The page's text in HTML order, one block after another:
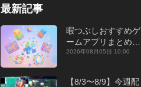
最新記事
暇つぶしおすすめゲ
ームアプリまとめ｜
オフライン対応あり
2026年08月05日 10:00
【8/3〜8/9】今週配